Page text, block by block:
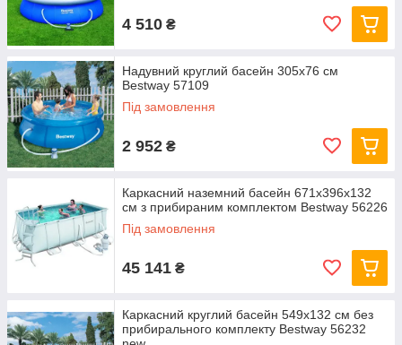
4 510 ₴
Надувний круглий басейн 305х76 см
Bestway 57109
Під замовлення
2 952 ₴
Каркасний наземний басейн 671x396x132
см з прибираним комплектом Bestway 56226
Під замовлення
45 141 ₴
Каркасний круглий басейн 549x132 см без
прибирального комплекту Bestway 56232